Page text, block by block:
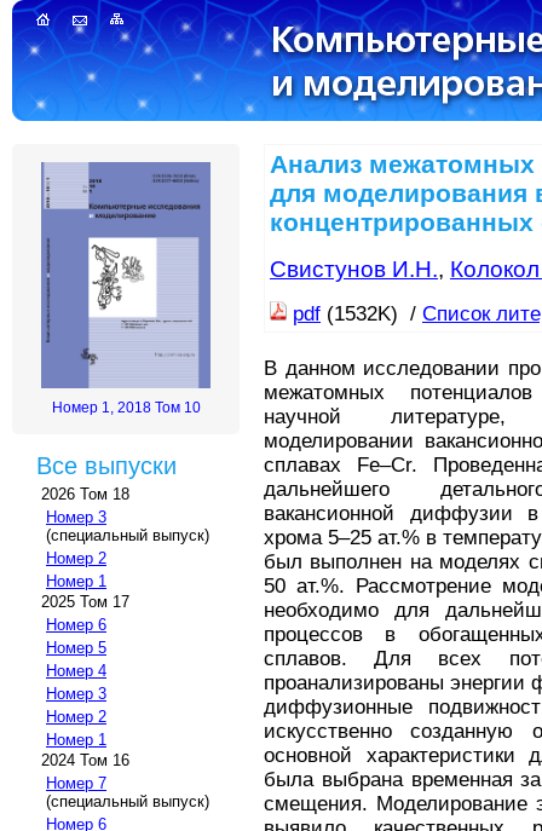
Номер 1, 2018 Том 10
Все выпуски
2026 Том 18
Номер 3
(специальный выпуск)
Номер 2
Номер 1
2025 Том 17
Номер 6
Номер 5
Номер 4
Номер 3
Номер 2
Номер 1
2024 Том 16
Номер 7
(специальный выпуск)
Номер 6
Анализ межатомных
для моделирования
концентрированных
Свистунов И.Н.,
pdf (1532K) / Список
В данном исследовании
межатомных
научной литературе,
моделировании
сплавах Fe–Cr.
дальнейшего
вакансионной диффузии
хрома 5–25 ат.% в
был выполнен на моделях
50 ат.%. Рассмотрение
необходимо для
процессов в
сплавов. Для всех
проанализированы энергии
диффузионные
искусственно
основной характеристики
была выбрана временная
смещения. Моделирование